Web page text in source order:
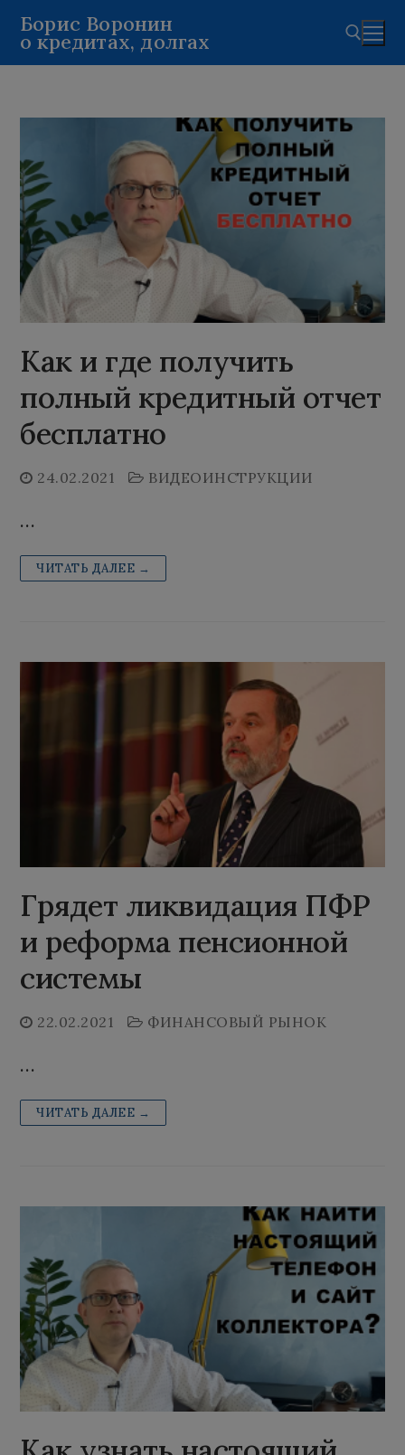
Перейти
Борис Воронин
о кредитах, долгах
Найти:
Как и где получить
полный кредитный отчет
бесплатно
24.02.2021 ВИДЕОИНСТРУКЦИИ
…
ЧИТАТЬ ДАЛЕЕ →
Грядет ликвидация ПФР
и реформа пенсионной
системы
22.02.2021 ФИНАНСОВЫЙ РЫНОК
…
ЧИТАТЬ ДАЛЕЕ →